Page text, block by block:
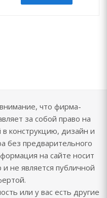
что фирма-
за собой право на
конструкцию, дизайн и
без предварительного
на сайте носит
не является публичной
или у вас есть другие